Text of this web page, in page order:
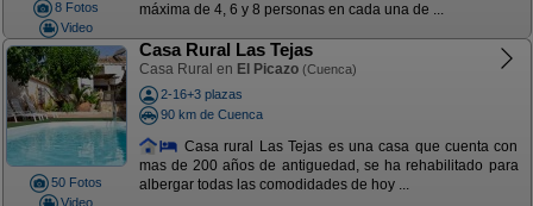
8 Fotos
Video
máxima de 4, 6 y 8 personas en cada una de ...
50 Fotos
Video
Casa Rural Las Tejas
Casa Rural en El Picazo (Cuenca)
2-16+3 plazas
90 km de Cuenca
Casa rural Las Tejas es una casa que cuenta con
mas de 200 años de antiguedad, se ha rehabilitado para
albergar todas las comodidades de hoy ...